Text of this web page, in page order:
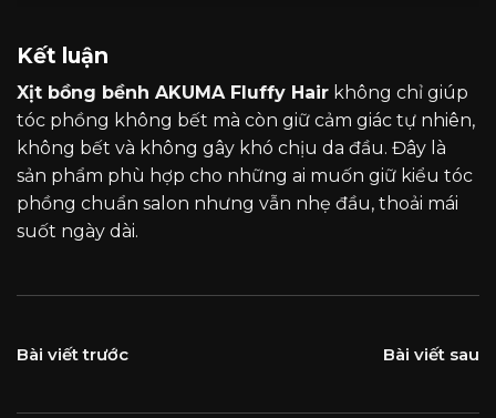
Kết luận
Xịt bồng bềnh AKUMA Fluffy Hair không chỉ giúp
tóc phồng không bết mà còn giữ cảm giác tự nhiên,
không bết và không gây khó chịu da đầu. Đây là
sản phẩm phù hợp cho những ai muốn giữ kiểu tóc
phồng chuẩn salon nhưng vẫn nhẹ đầu, thoải mái
suốt ngày dài.
Bài viết trước Bài viết sau